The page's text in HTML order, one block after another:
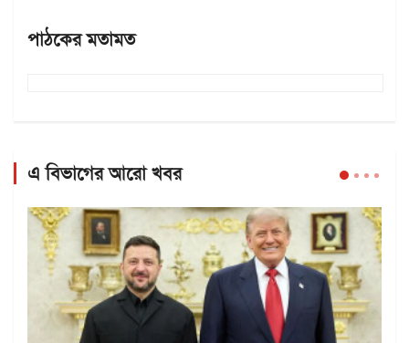
পাঠকের মতামত
এ বিভাগের আরো খবর